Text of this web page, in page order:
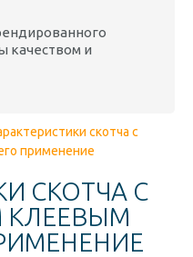
качеством и
скотча с
применение
СКОТЧА С